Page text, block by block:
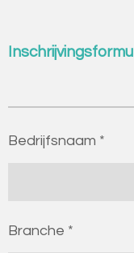
Bedrijfsnaam *
Branche *